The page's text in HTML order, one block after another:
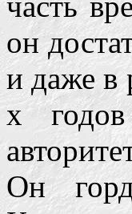
он
и даже в
х
Он